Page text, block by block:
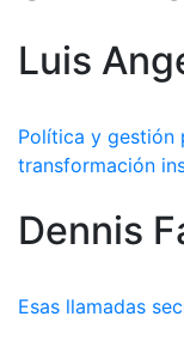
Luis
Política y gestión
transformación
Dennis
Esas llamadas